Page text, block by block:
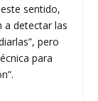
este sentido,
a detectar las
pero
para